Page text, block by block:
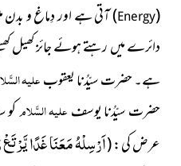
(
Energy
)آتیہے اور دِماغ و
دائرے میں رہتے ہوئے جائز کھیل
ہے۔ حضرت سیّدُنا یعقوبعلیہ
حضرت سیّدُنا یوسفعلیہ السَّلام
عرض کی :(اَرْسِلْهُ مَعَنَا غَدًا